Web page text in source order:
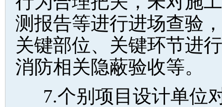
测报告等进行进场查验
关键部位、关键环节进
消防相关隐蔽验收等。
7.个别项目设计单位